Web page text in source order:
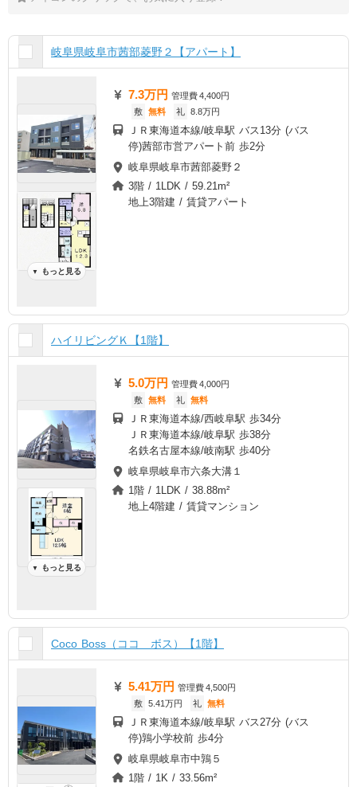
岐阜県岐阜市茜部菱野２【アパート】
▼ もっと見る
7.3万円 管理費4,400円
敷 無料 礼 8.8万円
ＪＲ東海道本線/岐阜駅 バス13分 (バス
停)茜部市営アパート前 歩2分
岐阜県岐阜市茜部菱野２
3階 / 1LDK / 59.21m²
地上3階建 / 賃貸アパート
ハイリビングＫ【1階】
▼ もっと見る
5.0万円 管理費4,000円
敷 無料 礼 無料
ＪＲ東海道本線/西岐阜駅 歩34分
ＪＲ東海道本線/岐阜駅 歩38分
名鉄名古屋本線/岐南駅 歩40分
岐阜県岐阜市六条大溝１
1階 / 1LDK / 38.88m²
地上4階建 / 賃貸マンション
Coco Boss（ココ ボス）【1階】
5.41万円 管理費4,500円
敷 5.41万円 礼 無料
ＪＲ東海道本線/岐阜駅 バス27分 (バス
停)鶉小学校前 歩4分
岐阜県岐阜市中鶉５
1階 / 1K / 33.56m²